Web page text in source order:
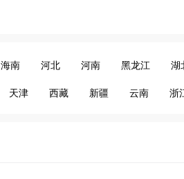
海南 河北 河南 黑龙江 湖
天津 西藏 新疆 云南 浙